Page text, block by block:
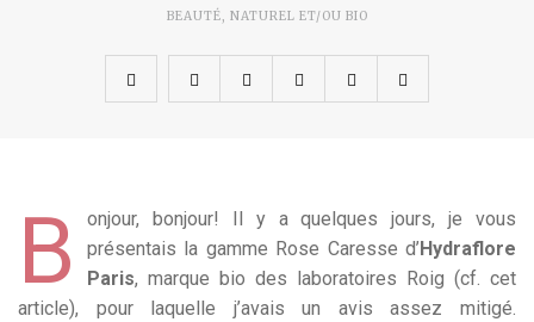
BEAUTÉ, NATUREL ET/OU BIO
B
onjour, bonjour! Il y a quelques jours, je vous
présentais la gamme Rose Caresse d’ Hydraflore
Paris, marque bio des laboratoires Roig (cf. cet
article), pour laquelle j’avais un avis assez mitigé.